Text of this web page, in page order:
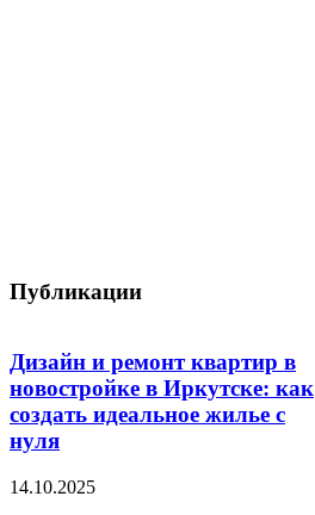
Публикации
Дизайн и ремонт квартир в
новостройке в Иркутске: как
создать идеальное жилье с
нуля
14.10.2025